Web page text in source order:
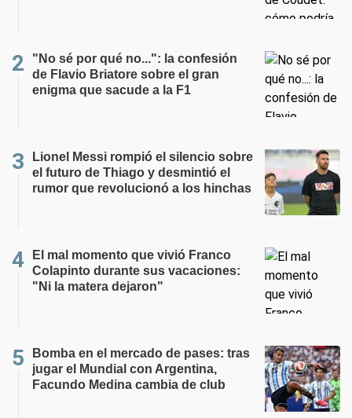
"No sé por qué no...": la confesión
de Flavio Briatore sobre el gran
enigma que sacude a la F1
Lionel Messi rompió el silencio sobre
el futuro de Thiago y desmintió el
rumor que revolucionó a los hinchas
El mal momento que vivió Franco
Colapinto durante sus vacaciones:
"Ni la matera dejaron"
Bomba en el mercado de pases: tras
jugar el Mundial con Argentina,
Facundo Medina cambia de club